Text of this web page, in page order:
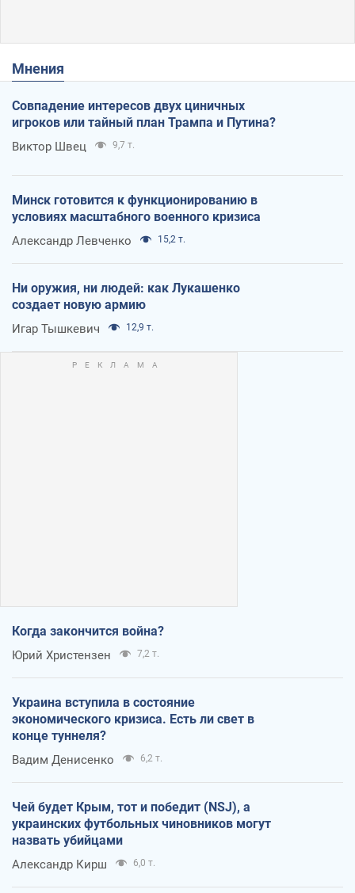
Мнения
Совпадение интересов двух циничных
игроков или тайный план Трампа и Путина?
Виктор Швец 9,7 т.
Минск готовится к функционированию в
условиях масштабного военного кризиса
Александр Левченко 15,2 т.
Ни оружия, ни людей: как Лукашенко
создает новую армию
Игар Тышкевич 12,9 т.
Когда закончится война?
Юрий Христензен 7,2 т.
Украина вступила в состояние
экономического кризиса. Есть ли свет в
конце туннеля?
Вадим Денисенко 6,2 т.
Чей будет Крым, тот и победит (NSJ), а
украинских футбольных чиновников могут
назвать убийцами
Александр Кирш 6,0 т.